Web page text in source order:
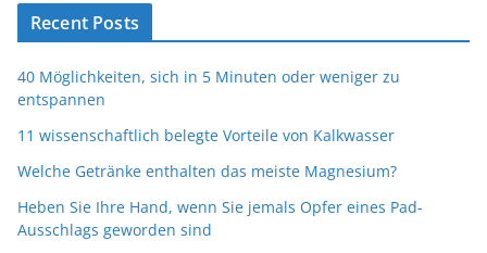
Recent Posts
40 Möglichkeiten, sich in 5 Minuten oder weniger zu
entspannen
11 wissenschaftlich belegte Vorteile von Kalkwasser
Welche Getränke enthalten das meiste Magnesium?
Heben Sie Ihre Hand, wenn Sie jemals Opfer eines Pad-
Ausschlags geworden sind